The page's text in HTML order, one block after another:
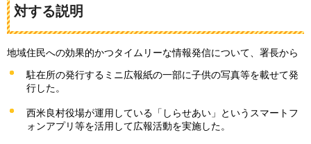
対する説明
地域住民への効果的かつタイムリーな情報発信について、署長から
駐在所の発行するミニ広報紙の一部に子供の写真等を載せて発
行した。
西米良村役場が運用している「しらせあい」というスマートフ
ォンアプリ等を活用して広報活動を実施した。